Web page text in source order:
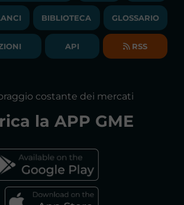
NEWSLETTER
BILANCI DI ESERCIZIO
RELAZIONI ANNUALI
DI GARA E CONTRATTI
SOCIETA' TRASPARENTE
BIBLIOTECA
GLOSSARIO
DI ACCESSIBILITÀ
FAQs MERCATO ELETTRICO
BIBLIOTECA GLOSSARIO
API RSS
costante dei mercati
la APP GME